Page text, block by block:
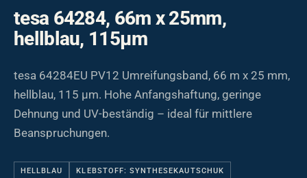
tesa 64284, 66m x 25mm,
hellblau, 115µm
tesa 64284EU PV12 Umreifungsband, 66 m x 25 mm,
hellblau, 115 µm. Hohe Anfangshaftung, geringe
Dehnung und UV-beständig – ideal für mittlere
Beanspruchungen.
HELLBLAU KLEBSTOFF: SYNTHESEKAUTSCHUK